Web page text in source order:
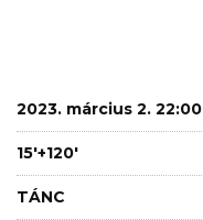
2023. március 2. 22:00
15'+120'
TÁNC